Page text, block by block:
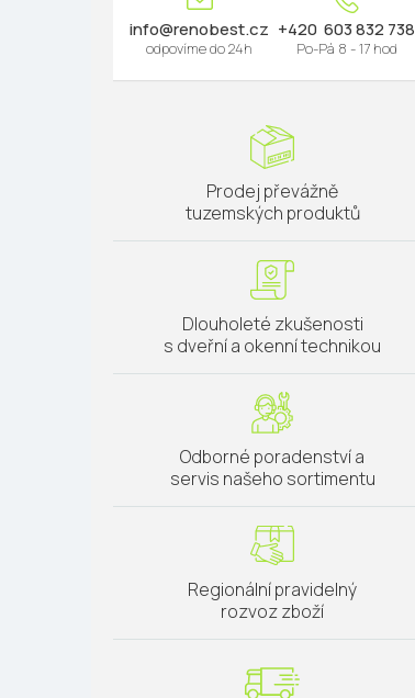
info@renobest.cz 603 832 738
Prodej převážně
tuzemských produktů
Dlouholeté zkušenosti
s dveřní a okenní technikou
Odborné poradenství a
servis našeho sortimentu
Regionální pravidelný
rozvoz zboží